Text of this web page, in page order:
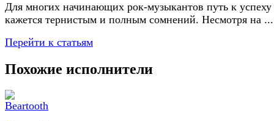
Для многих начинающих рок-музыкантов путь к успеху
кажется тернистым и полным сомнений. Несмотря на ...
Перейти к статьям
Похожие исполнители